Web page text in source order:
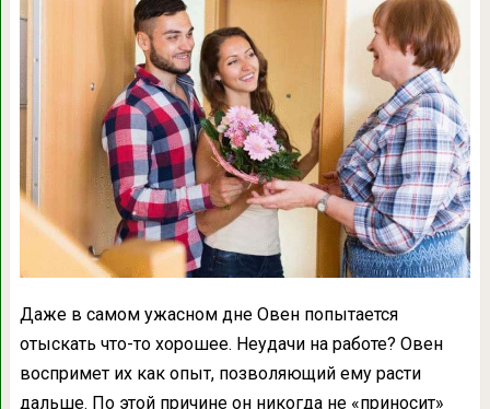
Даже в самом ужасном дне Овен попытается
отыскать что-то хорошее. Неудачи на работе? Овен
воспримет их как опыт, позволяющий ему расти
дальше. По этой причине он никогда не «приносит»